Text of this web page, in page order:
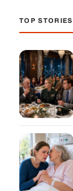
TOP STORIES